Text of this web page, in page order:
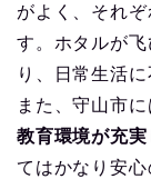
がよく、それぞ
す。ホタルが
り、日常生活
また、守山市に
教育環境が充実
てはかなり安心